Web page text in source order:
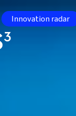
Innovation radar